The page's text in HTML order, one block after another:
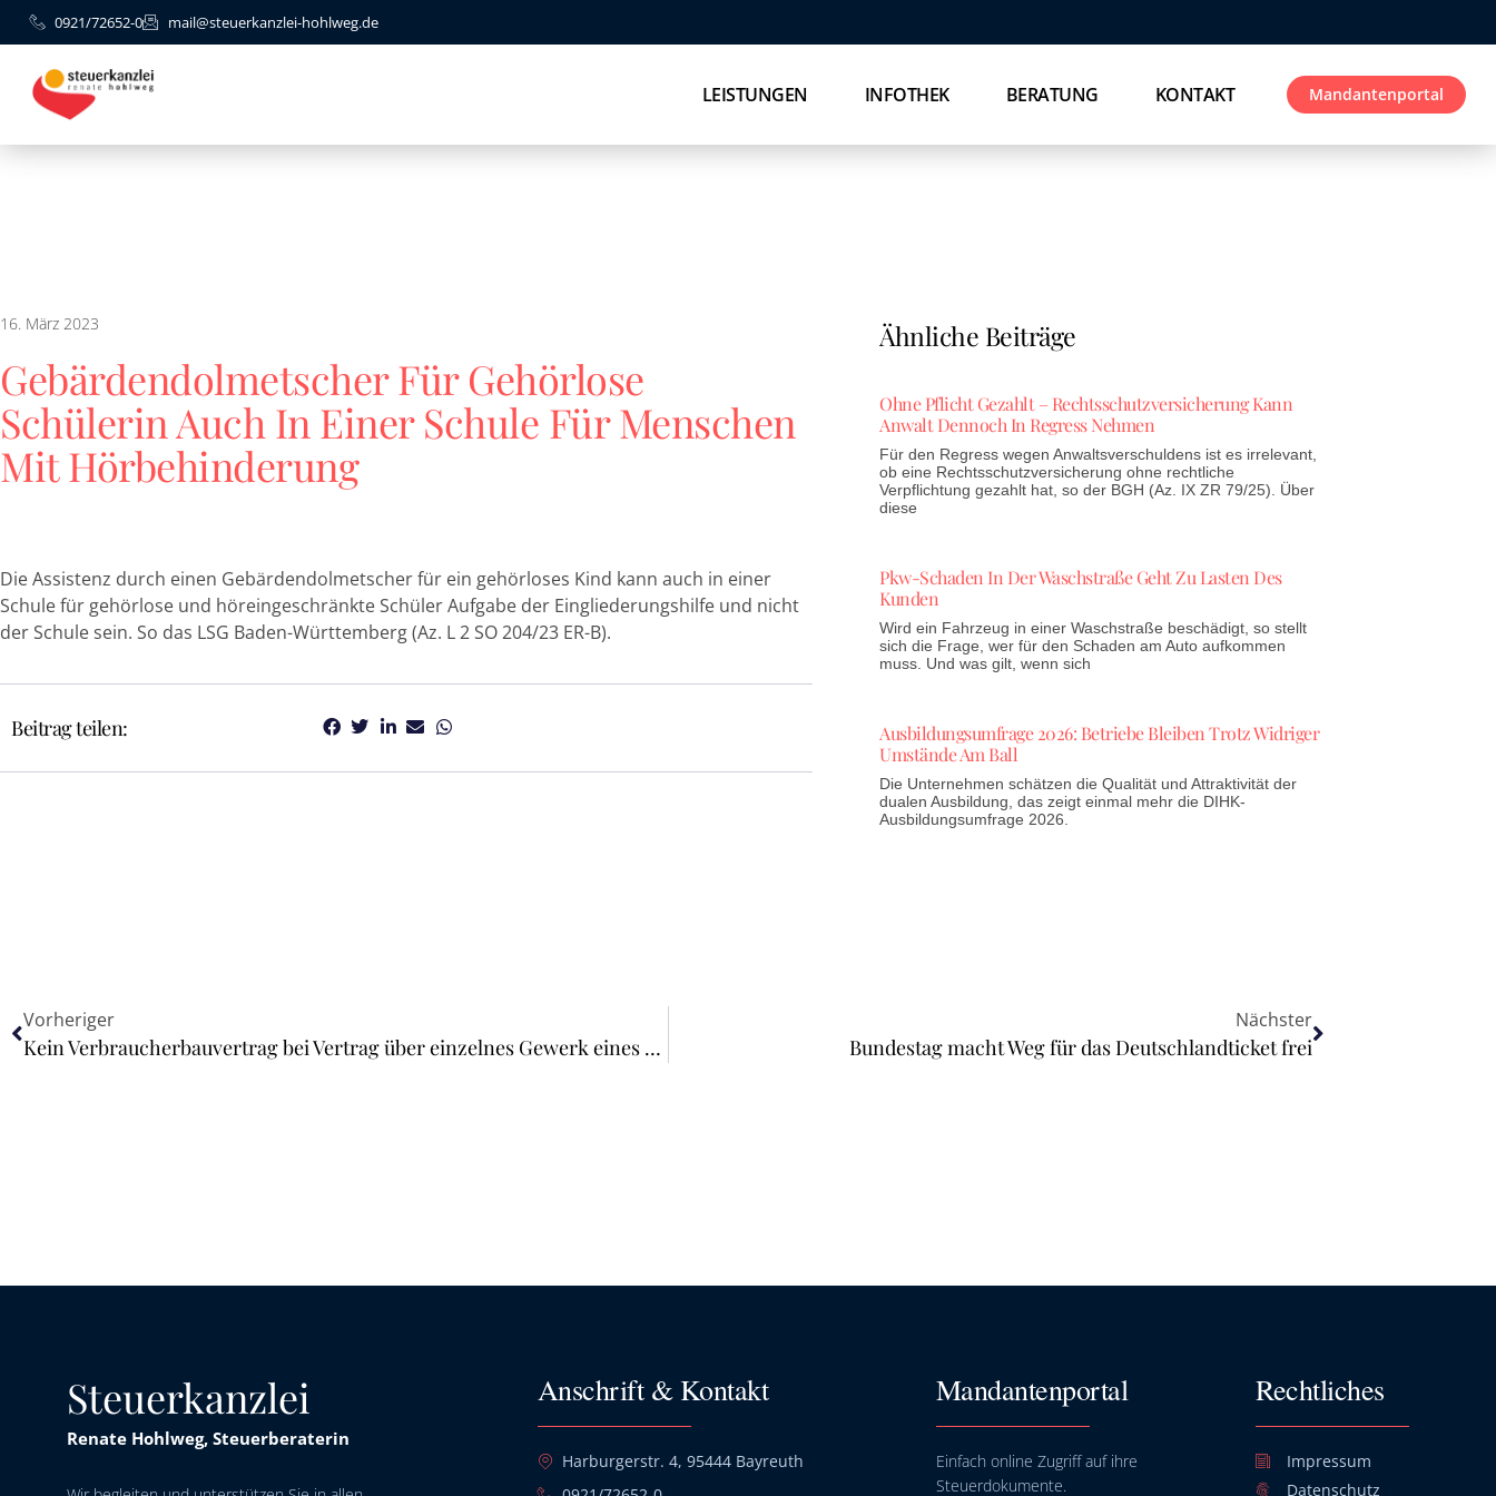
0921/72652-0 mail@steuerkanzlei-hohlweg.de
LEISTUNGEN INFOTHEK BERATUNG KONTAKT Mandantenportal
16. März 2023
Gebärdendolmetscher Für Gehörlose
Schülerin Auch In Einer Schule Für Menschen
Mit Hörbehinderung
Die Assistenz durch einen Gebärdendolmetscher für ein gehörloses Kind kann auch in einer
Schule für gehörlose und höreingeschränkte Schüler Aufgabe der Eingliederungshilfe und nicht
der Schule sein. So das LSG Baden-Württemberg (Az. L 2 SO 204/23 ER-B).
Beitrag teilen:
Ähnliche Beiträge
Ohne Pflicht Gezahlt – Rechtsschutzversicherung Kann
Anwalt Dennoch In Regress Nehmen
Für den Regress wegen Anwaltsverschuldens ist es irrelevant,
ob eine Rechtsschutzversicherung ohne rechtliche
Verpflichtung gezahlt hat, so der BGH (Az. IX ZR 79/25). Über
diese
Pkw-Schaden In Der Waschstraße Geht Zu Lasten Des
Kunden
Wird ein Fahrzeug in einer Waschstraße beschädigt, so stellt
sich die Frage, wer für den Schaden am Auto aufkommen
muss. Und was gilt, wenn sich
Ausbildungsumfrage 2026: Betriebe Bleiben Trotz Widriger
Umstände Am Ball
Die Unternehmen schätzen die Qualität und Attraktivität der
dualen Ausbildung, das zeigt einmal mehr die DIHK-
Ausbildungsumfrage 2026.
Vorheriger
Kein Verbraucherbauvertrag bei Vertrag über einzelnes Gewerk eines Neubauvorhabens
Nächster
Bundestag macht Weg für das Deutschlandticket frei
Steuerkanzlei
Renate Hohlweg, Steuerberaterin
Anschrift & Kontakt
Harburgerstr. 4, 95444 Bayreuth
Mandantenportal
Einfach online Zugriff auf ihre
Steuerdokumente.
Rechtliches
Impressum
Datenschutz